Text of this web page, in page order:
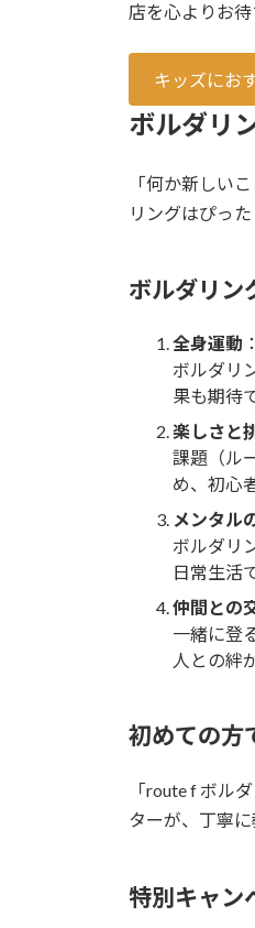
店を心よりお待
キッズにお
ボルダリ
「何か新しい
リングはぴっ
ボルダリン
全身運動 ：
ボルダリ
果も期待
楽しさと
課題（ル
め、初心
メンタル
ボルダリ
日常生活
仲間との
一緒に登
人との絆
初めての方
「route f ボル
ターが、丁寧
特別キャン